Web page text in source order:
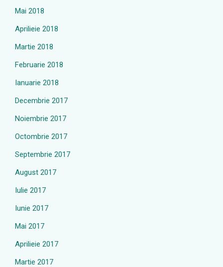
Mai 2018
Aprilieie 2018
Martie 2018
Februarie 2018
Ianuarie 2018
Decembrie 2017
Noiembrie 2017
Octombrie 2017
Septembrie 2017
August 2017
Iulie 2017
Iunie 2017
Mai 2017
Aprilieie 2017
Martie 2017